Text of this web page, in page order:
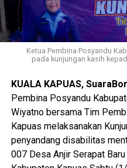
Ketua Pembina Posyandu
pada kunjungan kasih
KUALA KAPUAS,
Pembina Posyandu
Wiyatno bersama Tim
Kapuas melaksanakan
penyandang disabilitas
007 Desa Anjir Serapat